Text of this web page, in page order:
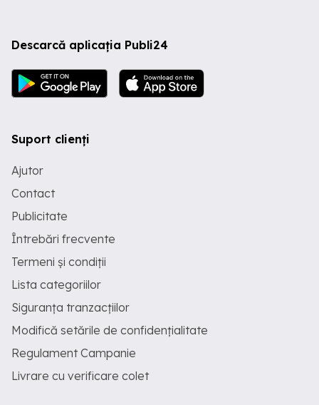
Descarcă aplicația Publi24
Suport clienți
Ajutor
Contact
Publicitate
Întrebări frecvente
Termeni și condiții
Lista categoriilor
Siguranța tranzacțiilor
Modifică setările de confidențialitate
Regulament Campanie
Livrare cu verificare colet